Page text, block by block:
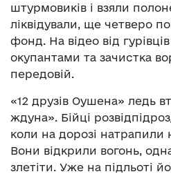
штурмовиків і взяли
ліквідували, ще четверо
фонд. На відео від
окупантами та зачистка
передовій.
«12 друзів Оушена» ледь
ждуна». Бійці
коли на дорозі натрапили
Вони відкрили вогонь,
злетіти. Уже на підльоті